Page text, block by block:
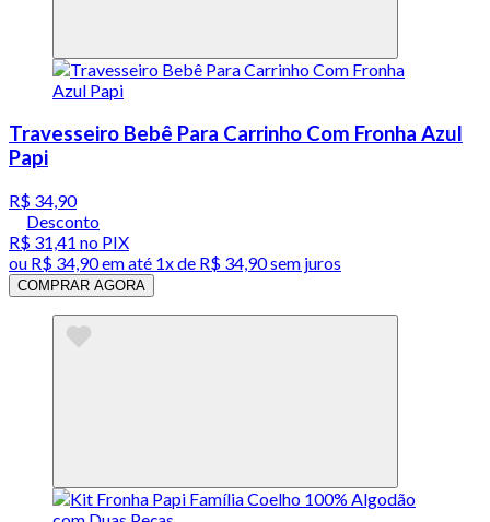
Travesseiro Bebê Para Carrinho Com Fronha Azul
Papi
R$ 34,90
Desconto
R$ 31,41 no PIX
ou R$ 34,90em até 1x de R$ 34,90sem juros
COMPRAR AGORA